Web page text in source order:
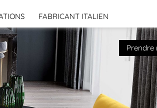
FABRICANT ITALIEN
Prendre